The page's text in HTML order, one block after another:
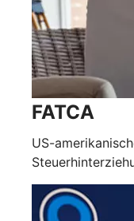
FATCA
US-